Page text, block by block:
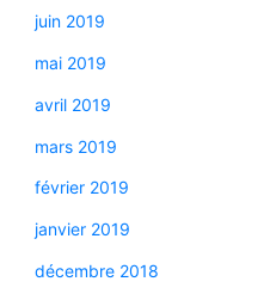
juin 2019
mai 2019
avril 2019
mars 2019
février 2019
janvier 2019
décembre 2018